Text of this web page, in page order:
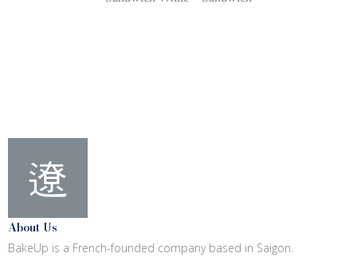
About Us
BakeUp is a French-founded company based in Saigon.